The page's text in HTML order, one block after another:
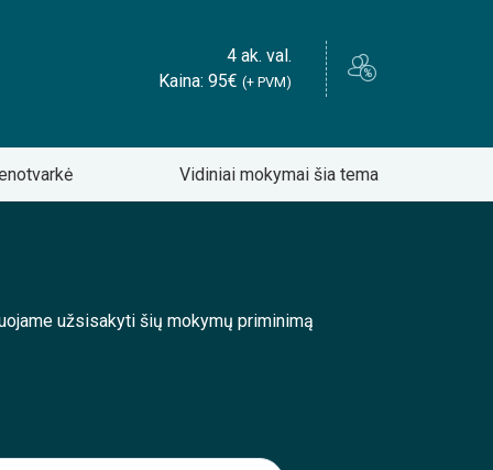
4 ak. val.
Kaina: 95€ (+ PVM)
Vidiniai mokymai šia tema
užsisakyti šių mokymų priminimą